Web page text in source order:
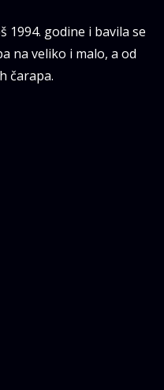
1994. godine i bavila se
na veliko i malo, a od
čarapa.